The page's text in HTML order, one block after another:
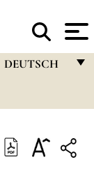
DEUTSCH
ITALIANO